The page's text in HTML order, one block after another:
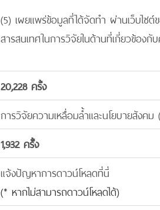
(5) เผยแพร่ข้อมูลที่ได้จัดทำ ผ่านเว็บไซต์
สารสนเทศในการวิจัยในด้านที่เกี่ยวข้อง
20,228 ครั้ง
การวิจัยความเหลื่อมล้ำและนโยบายสังคม
1,932 ครั้้ง
แจ้งปัญหาการดาวน์โหลดที่นี่
(* หากไม่สามารถดาวน์โหลดได้)